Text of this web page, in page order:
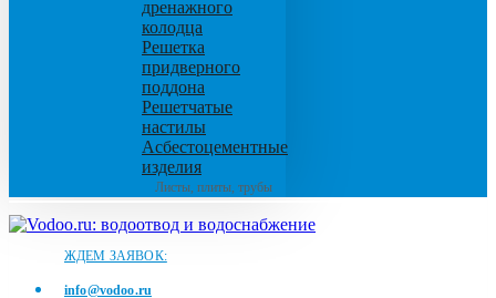
дренажного
колодца
Решетка
придверного
поддона
Решетчатые
настилы
Асбестоцементные
изделия
Листы, плиты, трубы
ЖДЕМ ЗАЯВОК:
info@vodoo.ru